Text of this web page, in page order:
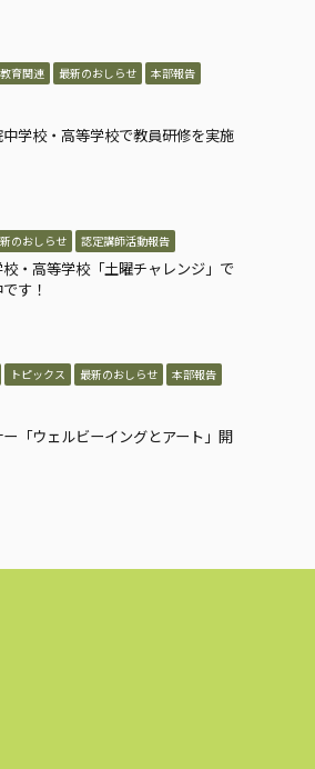
育関連 最新のおしらせ 本部報告
学校・高等学校で教員研修を実施
のおしらせ 認定講師活動報告
・高等学校「土曜チャレンジ」で
す！
トピックス 最新のおしらせ 本部報告
「ウェルビーイングとアート」開